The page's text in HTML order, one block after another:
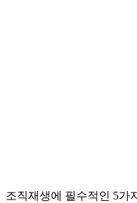
조직재생에 필수적인 5가